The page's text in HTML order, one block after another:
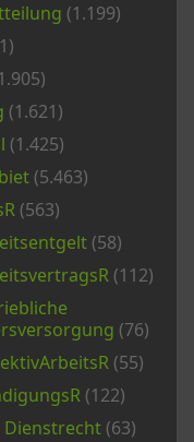
(1.199)
(1.621)
(1.425)
(5.463)
(563)
(58)
(112)
(76)
(55)
(122)
Dienstrecht (63)